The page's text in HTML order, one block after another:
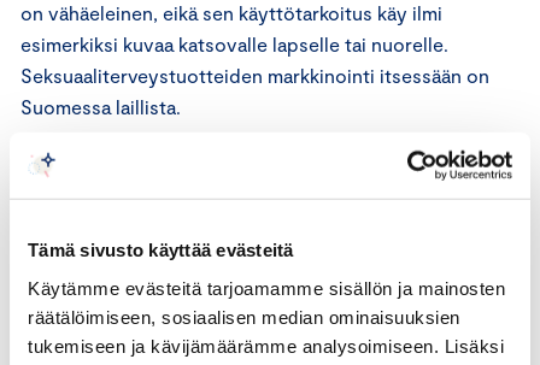
Tämä sivusto käyttää evästeitä
Käytämme evästeitä tarjoamamme sisällön ja mainosten
räätälöimiseen, sosiaalisen median ominaisuuksien
tukemiseen ja kävijämäärämme analysoimiseen. Lisäksi
on vähäeleinen, eikä sen käyttötarkoitus käy ilmi
esimerkiksi kuvaa katsovalle lapselle tai nuorelle.
Seksuaaliterveystuotteiden markkinointi itsessään on
Suomessa laillista.
Mainonnan eettisen neuvoston lausunto
Mainonnan eettisen neuvoston sääntöjen 1 §:n mukaan
mainonnan eettinen neuvosto on elinkeinoelämän
itsesääntelytoimielin. Sen tehtävänä on antaa lausuntoja